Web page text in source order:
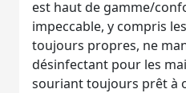
est haut de gamme/
impeccable, y compris
toujours propres, ne
désinfectant pour les
souriant toujours prêt à